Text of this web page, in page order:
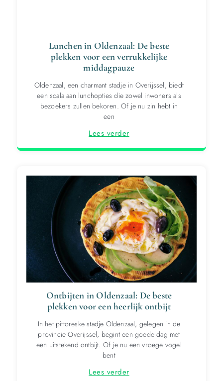
Lunchen in Oldenzaal: De beste
plekken voor een verrukkelijke
middagpauze
Oldenzaal, een charmant stadje in Overijssel, biedt
een scala aan lunchopties die zowel inwoners als
bezoekers zullen bekoren. Of je nu zin hebt in
een
Lees verder
Ontbijten in Oldenzaal: De beste
plekken voor een heerlijk ontbijt
In het pittoreske stadje Oldenzaal, gelegen in de
provincie Overijssel, begint een goede dag met
een uitstekend ontbijt. Of je nu een vroege vogel
bent
Lees verder